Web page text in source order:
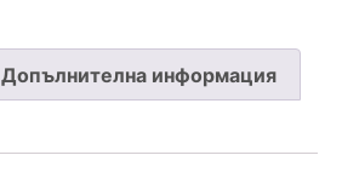
Допълнителна информация